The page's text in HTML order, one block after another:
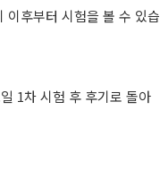
이후부터 시험을 볼 수 있습
1차 시험 후 후기로 돌아